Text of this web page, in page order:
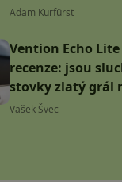
Adam Kurfürst
Vention Echo Lite
recenze: jsou
stovky zlatý grál
Vašek Švec